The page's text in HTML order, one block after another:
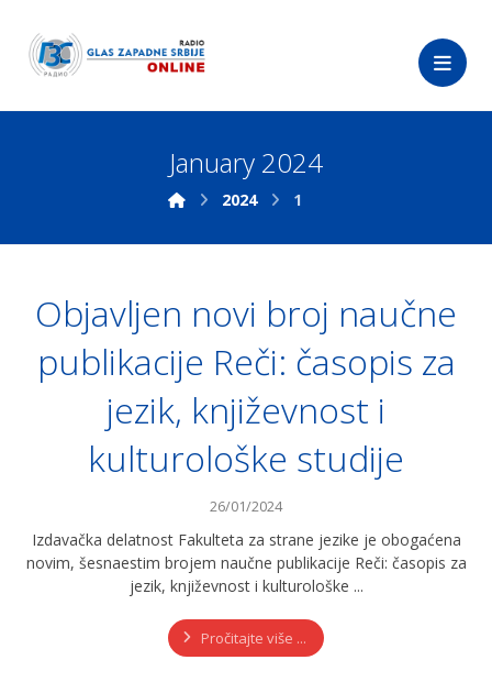
January 2024
2024 1
Objavljen novi broj naučne
publikacije Reči: časopis za
jezik, književnost i
kulturološke studije
26/01/2024
Izdavačka delatnost Fakulteta za strane jezike je obogaćena
novim, šesnaestim brojem naučne publikacije Reči: časopis za
jezik, književnost i kulturološke ...
Pročitajte više ...